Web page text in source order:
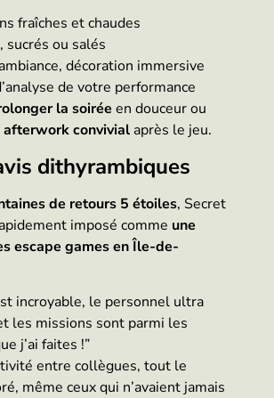
fraîches et chaudes
sucrés ou salés
décoration immersive
de votre performance
la soirée en douceur ou
afterwork convivial après le jeu.
dithyrambiques
de retours 5 étoiles, Secret
imposé comme une
escape games en Île-de-
incroyable, le personnel ultra
les missions sont parmi les
j’ai faites !”
entre collègues, tout le
même ceux qui n’avaient jamais